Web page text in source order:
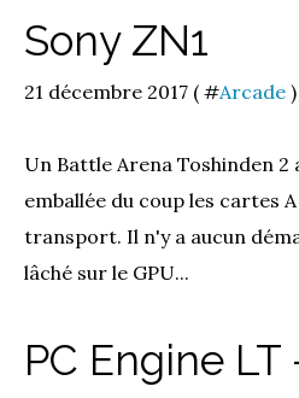
Sony ZN1
21 décembre 2017 ( #Arcade )
Un Battle Arena Toshinden 2
emballée du coup les cartes
transport. Il n'y a aucun
lâché sur le GPU...
PC Engine LT